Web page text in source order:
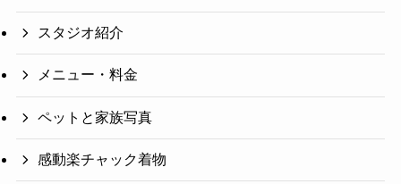
スタジオ紹介
メニュー・料金
ペットと家族写真
感動楽チャック着物